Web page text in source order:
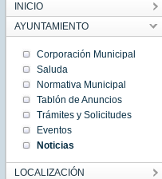
INICIO
AYUNTAMIENTO
Corporación Municipal
Saluda
Normativa Municipal
Tablón de Anuncios
Trámites y Solicitudes
Eventos
Noticias
LOCALIZACIÓN